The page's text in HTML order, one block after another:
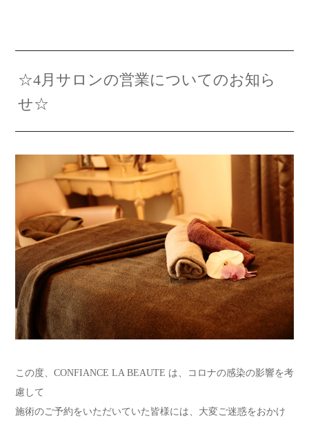
☆4月サロンの営業についてのお知ら
せ☆
この度、CONFIANCE LA BEAUTE は、コロナの感染の影響を考
慮して
施術のご予約をいただいていた皆様には、大変ご迷惑をおかけ